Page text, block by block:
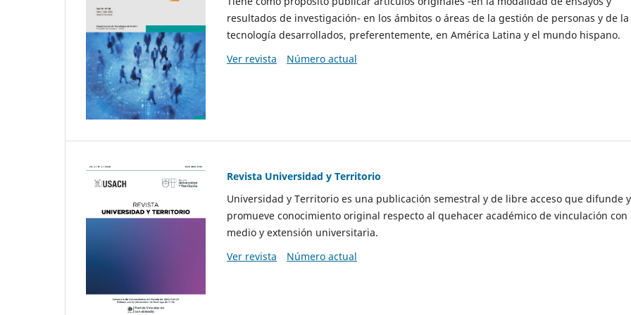
resultados de investigación- en los ámbitos o áreas de la gestión de personas y de la
tecnología desarrollados, preferentemente, en América Latina y el mundo hispano.
Ver revista
Número actual
Revista Universidad y Territorio
Universidad y Territorio es una publicación semestral y de libre acceso que difunde y
promueve conocimiento original respecto al quehacer académico de vinculación con
medio y extensión universitaria.
Ver revista
Número actual